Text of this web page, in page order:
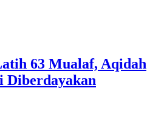
63 Mualaf, Aqidah
Diberdayakan